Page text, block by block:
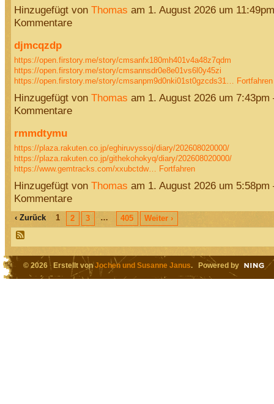
Hinzugefügt von Thomas am 1. August 2026 um
Kommentare
djmcqzdp
https://open.firstory.me/story/cmsanfx180mh401v4a48z7qdm
https://open.firstory.me/story/cmsannsdr0e8e01vs6l0y45zi
https://open.firstory.me/story/cmsanpm9d0nki01st0gzcds31…
Fortfahren
Hinzugefügt von Thomas am 1. August 2026 um
Kommentare
rmmdtymu
https://plaza.rakuten.co.jp/eghiruvyssoj/diary/202608020000/
https://plaza.rakuten.co.jp/githekohokyq/diary/202608020000/
https://www.gemtracks.com/xxubctdw…
Fortfahren
Hinzugefügt von Thomas am 1. August 2026 um
Kommentare
‹ Zurück 1 2 3 … 405 Weiter ›
© 2026 Erstellt vonJochen und Susanne Janus. Powered by